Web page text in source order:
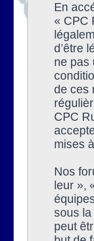
En
« CPC
d’être
ne pas
de ces
CPC
mises
Nos
leur »,
sous la
peut